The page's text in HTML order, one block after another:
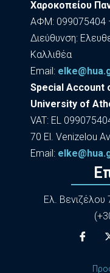
Χαροκοπείου
ΑΦΜ: 099075404
Διεύθυνση:
Καλλιθέα
Εmail:
Special Account
University of
VAT: EL
70 El. Venizelou
Εmail:
Ελ. Βενιζέλου